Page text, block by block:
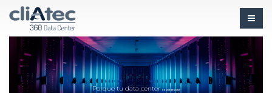
Porque tu data centerno puede parar